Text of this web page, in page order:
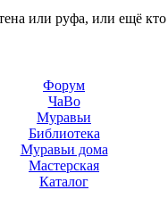
или руфа, или ещё
Форум
ЧаВо
Муравьи
Библиотека
Муравьи дома
Мастерская
Каталог